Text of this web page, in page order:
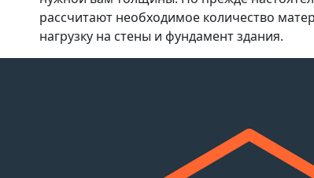
рассчитают необходимое количество
нагрузку на стены и фундамент здания.